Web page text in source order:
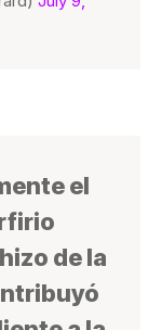
el
de la